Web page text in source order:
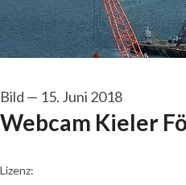
Bild — 15. Juni 2018
Webcam Kieler
Kiel-Marketing
Lizenz: